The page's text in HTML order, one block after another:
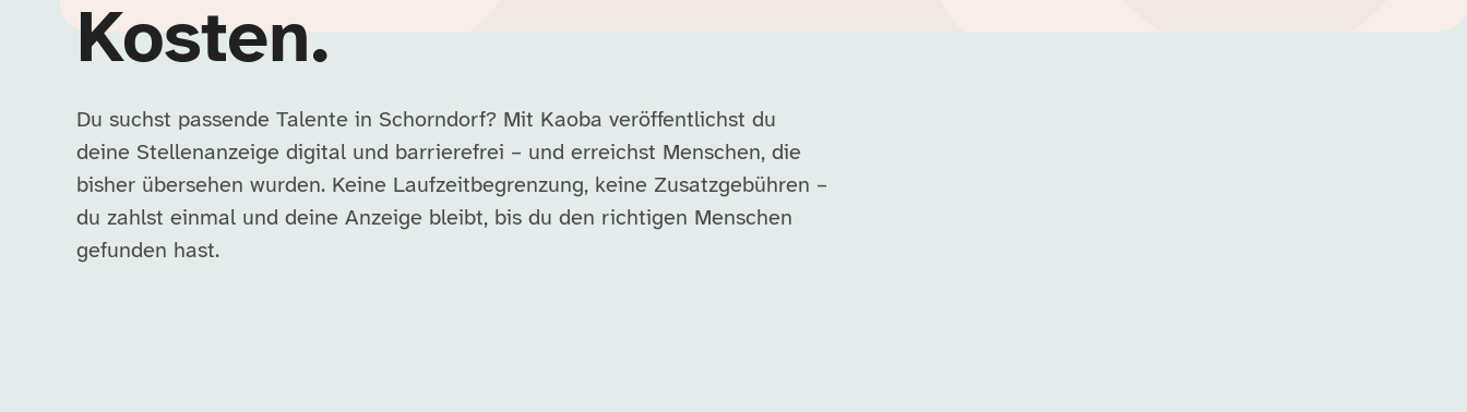
Kosten.
Du suchst passende Talente in Schorndorf? Mit Kaoba veröffentlichst du
deine Stellenanzeige digital und barrierefrei – und erreichst Menschen, die
bisher übersehen wurden. Keine Laufzeitbegrenzung, keine Zusatzgebühren –
du zahlst einmal und deine Anzeige bleibt, bis du den richtigen Menschen
gefunden hast.